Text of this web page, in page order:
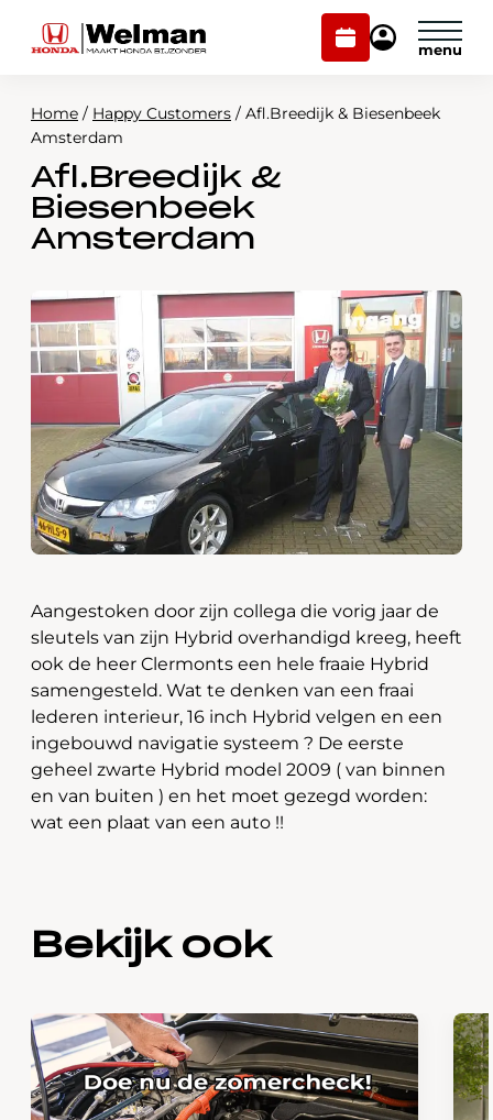
Plan
onderhoud
Mijn
Modellen
Voorraad
Onderhoud en service
Over ons
Webshop
Plan onderhoud
Mijn Honda Welman
Home / Happy Customers / Afl.Breedijk & Biesenbeek
Amsterdam
Afl.Breedijk &
Biesenbeek
Amsterdam
Aangestoken door zijn collega die vorig jaar de
sleutels van zijn Hybrid overhandigd kreeg, heeft
ook de heer Clermonts een hele fraaie Hybrid
samengesteld. Wat te denken van een fraai
lederen interieur, 16 inch Hybrid velgen en een
ingebouwd navigatie systeem ? De eerste
geheel zwarte Hybrid model 2009 ( van binnen
en van buiten ) en het moet gezegd worden:
wat een plaat van een auto !!
Bekijk ook